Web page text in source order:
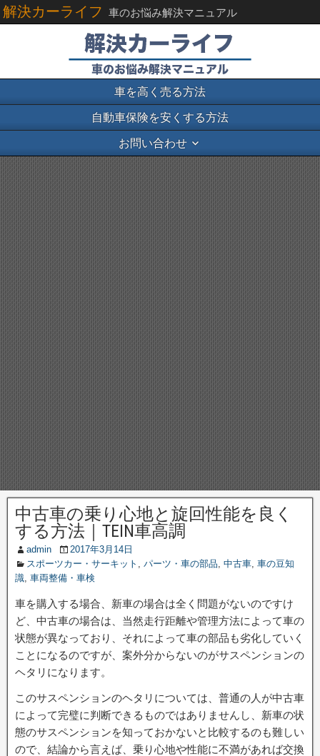
解決カーライフ 車のお悩み解決マニュアル
車を高く売る方法
自動車保険を安くする方法
お問い合わせ
中古車の乗り心地と旋回性能を良く
する方法｜TEIN車高調
admin
2017年3月14日
スポーツカー・サーキット , パーツ・車の部品, 中古車, 車の豆知
識, 車両整備・車検
車を購入する場合、新車の場合は全く問題がないのですけ
ど、中古車の場合は、当然走行距離や管理方法によって車の
状態が異なっており、それによって車の部品も劣化していく
ことになるのですが、案外分からないのがサスペンションの
ヘタリになります。
このサスペンションのヘタリについては、普通の人が中古車
によって完璧に判断できるものではありませんし、新車の状
態のサスペンションを知っておかないと比較するのも難しい
ので、結論から言えば、乗り心地や性能に不満があれば交換